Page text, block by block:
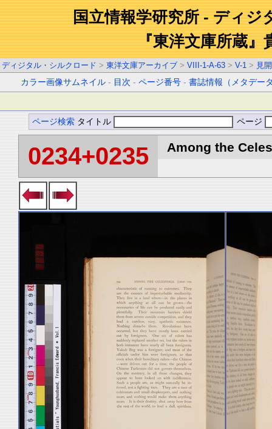
国立情報学研究所 - ディジ
『東洋文庫所蔵』
ディジタル・シルクロード > 東洋文庫アーカイブ > VIII-1-A-63 > V-1 > 見
カラー画像サムネイル - 目次 -ページ番号 -書誌情報（メタデー
ページ検索 タイトル ページ
0234+0235 Among the